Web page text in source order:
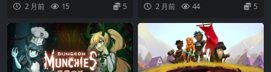
2 月前 15 5 2 月前 44 5